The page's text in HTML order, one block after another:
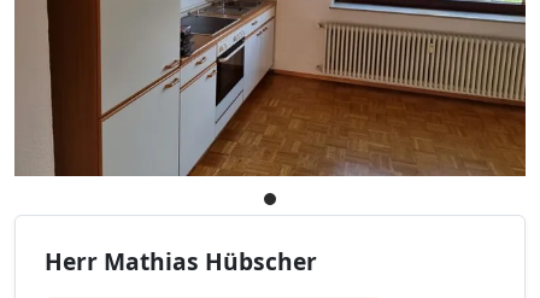
Herr Mathias Hübscher